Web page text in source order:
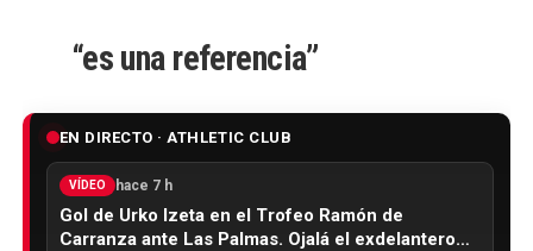
“es una referencia”
EN DIRECTO · ATHLETIC CLUB
VÍDEO hace 7 h
Gol de Urko Izeta en el Trofeo Ramón de
Carranza ante Las Palmas. Ojalá el exdelantero…